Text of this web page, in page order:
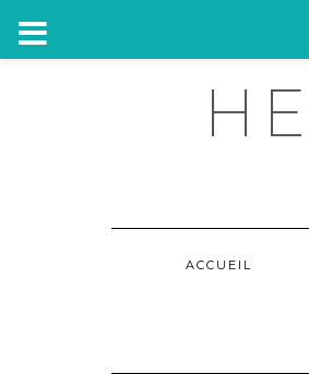
ACCUEIL